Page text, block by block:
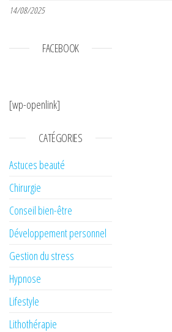
14/08/2025
FACEBOOK
[wp-openlink]
CATÉGORIES
Astuces beauté
Chirurgie
Conseil bien-être
Développement personnel
Gestion du stress
Hypnose
Lifestyle
Lithothérapie